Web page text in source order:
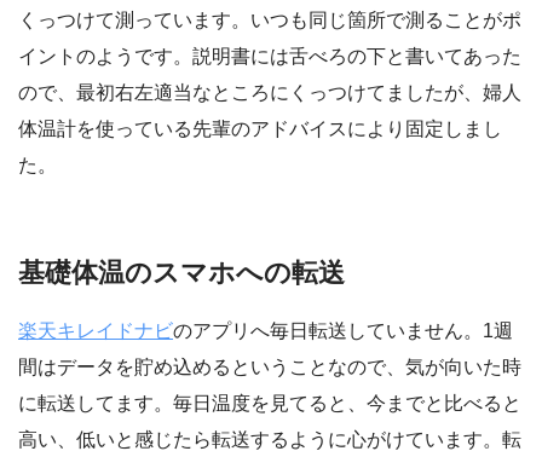
くっつけて測っています。いつも同じ箇所で測ることがポ
イントのようです。説明書には舌べろの下と書いてあった
ので、最初右左適当なところにくっつけてましたが、婦人
体温計を使っている先輩のアドバイスにより固定しまし
た。
基礎体温のスマホへの転送
楽天キレイドナビのアプリへ毎日転送していません。1週
間はデータを貯め込めるということなので、気が向いた時
に転送してます。毎日温度を見てると、今までと比べると
高い、低いと感じたら転送するように心がけています。転